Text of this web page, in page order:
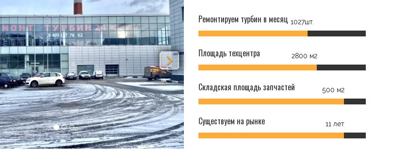
Ремонтируем турбин в месяц 1027шт.
Площадь техцентра 2800 м2
Складская площадь запчастей 500 м2
Существуем на рынке 11 лет